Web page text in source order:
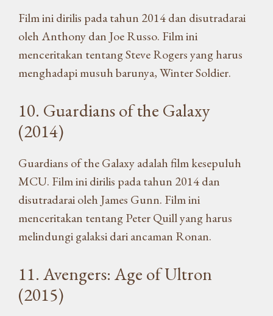
Film ini dirilis pada tahun 2014 dan disutradarai
oleh Anthony dan Joe Russo. Film ini
menceritakan tentang Steve Rogers yang harus
menghadapi musuh barunya, Winter Soldier.
10. Guardians of the Galaxy
(2014)
Guardians of the Galaxy adalah film kesepuluh
MCU. Film ini dirilis pada tahun 2014 dan
disutradarai oleh James Gunn. Film ini
menceritakan tentang Peter Quill yang harus
melindungi galaksi dari ancaman Ronan.
11. Avengers: Age of Ultron
(2015)